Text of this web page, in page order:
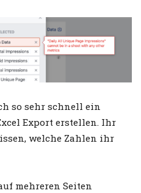
so sehr schnell ein
Export erstellen. Ihr
welche Zahlen ihr
mehreren Seiten